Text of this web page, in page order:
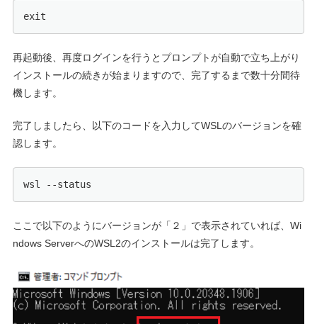
exit
再起動後、再度ログインを行うとプロンプトが自動で立ち上がり
インストールの続きが始まりますので、完了するまで数十分間待
機します。
完了しましたら、以下のコードを入力してWSLのバージョンを確
認します。
wsl --status
ここで以下のようにバージョンが「２」で表示されていれば、Wi
ndows ServerへのWSL2のインストールは完了します。